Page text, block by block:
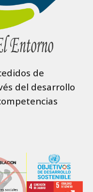
de
del desarrollo